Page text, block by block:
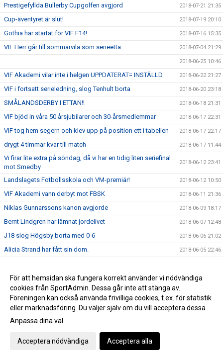
Prestigefyllda Bullerby Cupgolfen avgjord 2018-07-21 21:35
Cup-äventyret är slut! 2018-07-19 20:10
Gothia har startat för VIF F14! 2018-07-16 15:35
VIF Herr går till sommarvila som serieetta 2018-07-04 21:29
2018-06-25 10:46
VIF Akademi vilar inte i helgen UPPDATERAT= INSTÄLLD 2018-06-22 21:27
VIF i fortsatt serieledning, slog Tenhult borta 2018-06-20 23:18
SMÅLANDSDERBY I ETTAN!! 2018-06-18 21:31
VIF bjöd in våra 50 årsjubilarer och 30-årsmedlemmar 2018-06-17 22:31
VIF tog hem segern och klev upp på position ett i tabellen 2018-06-17 22:17
drygt 4 timmar kvar till match 2018-06-17 11:44
Vi firar lite extra på söndag, då vi har en tidig liten seriefinal
mot Smedby
2018-06-12 23:41
Landslagets Fotbollsskola och VM-premiär! 2018-06-12 10:50
VIF Akademi vann derbyt mot FBSK 2018-06-11 21:36
Niklas Gunnarssons kanon avgjorde 2018-06-09 18:17
Bernt Lindgren har lämnat jordelivet 2018-06-07 12:48
J18 slog Högsby borta med 0-6 2018-06-06 21:02
Alicia Strand har fått sin dom. 2018-06-05 22:46
Sista veckan med FotbollsAkademi 2018-05-29 15:33
Herr hade inga problem med Grebo 2018-05-26 16:37
VIF Akademi vann enkelt 2018-05-23 22:47
Invigning av Asllani Court
Niklas Gunnarssons tidiga mål räckte inte
TjejTruppen laddade upp inför invigningen av Asllani Court
För att hemsidan ska fungera korrekt använder vi nödvändiga
cookies från SportAdmin. Dessa går inte att stänga av.
Föreningen kan också använda frivilliga cookies, t.ex. för statistik
eller marknadsföring. Du väljer själv om du vill acceptera dessa.
Anpassa dina val
Acceptera nödvändiga Acceptera alla